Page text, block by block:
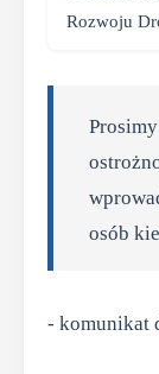
Rozwoju
osób
- komunikat